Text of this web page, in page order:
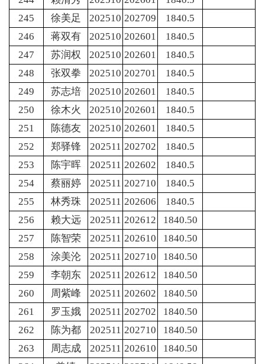
245
徐美足 202510 202709
1840.5
246
蒋双有 202510 202601
1840.5
247
苏润权 202510 202601
1840.5
248
张双拳 202510 202701
1840.5
249
苏志培 202510 202601
1840.5
250
徐木火 202510 202601
1840.5
251
陈德友 202510 202601
1840.5
252
郑驿锋 202511 202702
1840.5
253
陈宇晖 202511 202602
1840.5
254
蔡丽婷 202511 202710
1840.5
255
林秀珠 202511 202606
1840.5
256
赖大远 202511 202612
1840.50
257
陈智荣 202511 202610
1840.50
258
涂美沦 202511 202710
1840.50
259
李朝东 202511 202612
1840.50
260
周紫峰 202511 202602
1840.50
261
罗玉娥 202511 202702
1840.50
262
陈为都 202511 202710
1840.50
263
周志成 202511 202610
1840.50